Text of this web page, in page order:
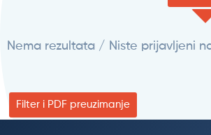
Nema rezultata / Niste prijavljeni
Filter i PDF preuzimanje